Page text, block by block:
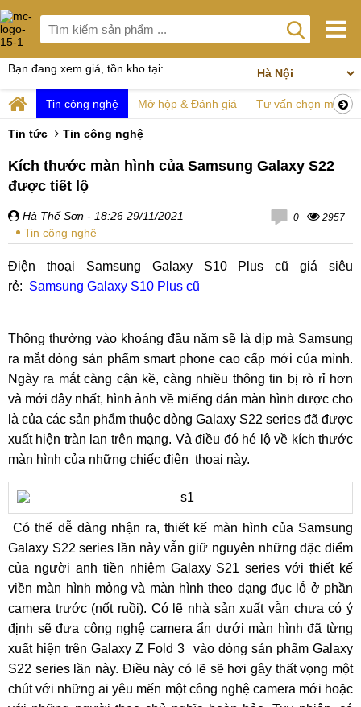
Bạn đang xem giá, tồn kho tại:
Tin công nghệ Mở hộp & Đánh giá Tư vấn chọn mua
Tin tức Tin công nghệ
Kích thước màn hình của Samsung Galaxy S22
được tiết lộ
Hà Thế Sơn - 18:26 29/11/2021
Tin công nghệ
0 2957
Điện thoại Samsung Galaxy S10 Plus cũ giá siêu
rẻ: Samsung Galaxy S10 Plus cũ
Thông thường vào khoảng đầu năm sẽ là dịp mà Samsung
ra mắt dòng sản phẩm smart phone cao cấp mới của mình.
Ngày ra mắt càng cận kề, càng nhiều thông tin bị rò rỉ hơn
và mới đây nhất, hình ảnh về miếng dán màn hình được cho
là của các sản phẩm thuộc dòng Galaxy S22 series đã được
xuất hiện tràn lan trên mạng. Và điều đó hé lộ về kích thước
màn hình của những chiếc điện thoại này.
Có thể dễ dàng nhận ra, thiết kế màn hình của Samsung
Galaxy S22 series lần này vẫn giữ nguyên những đặc điểm
của người anh tiền nhiệm Galaxy S21 series với thiết kế
viền màn hình mỏng và màn hình theo dạng đục lỗ ở phần
camera trước (nốt ruồi). Có lẽ nhà sản xuất vẫn chưa có ý
định sẽ đưa công nghệ camera ẩn dưới màn hình đã từng
xuất hiện trên Galaxy Z Fold 3 vào dòng sản phẩm Galaxy
S22 series lần này. Điều này có lẽ sẽ hơi gây thất vọng một
chút với những ai yêu mến một công nghệ camera mới hoặc